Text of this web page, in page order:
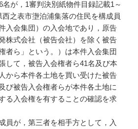
が，1審判決別紙物件目録記載1～
之表市塰泊浦集落の住民を構成員
入会集団）の入会地であり，原告
株式会社（被告会社）を除く被告
者ら」という。）は本件入会集団
して，被告入会権者ら41名及び本
から本件各土地を買い受けた被告
び被告入会権者らが本件各土地に
る入会権を有することの確認を求
員が，第三者を相手方として，入